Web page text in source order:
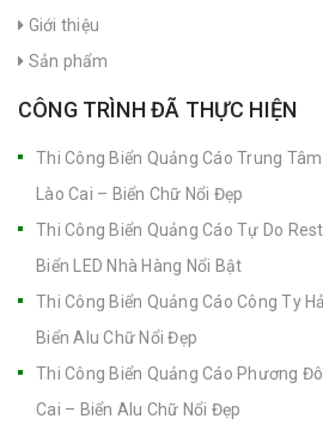
Giới thiệu
Sản phẩm
CÔNG TRÌNH ĐÃ THỰC HIỆN
Thi Công Biển Quảng Cáo Trung Tâm
Lào Cai – Biển Chữ Nổi Đẹp
Thi Công Biển Quảng Cáo Tự Do
Biển LED Nhà Hàng Nổi Bật
Thi Công Biển Quảng Cáo Công Ty
Biển Alu Chữ Nổi Đẹp
Thi Công Biển Quảng Cáo Phương
Cai – Biển Alu Chữ Nổi Đẹp